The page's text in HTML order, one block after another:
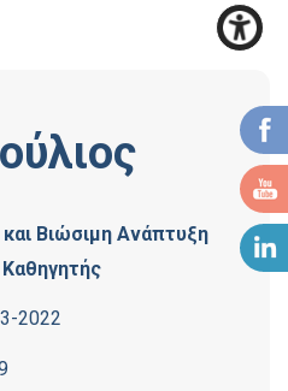
Βιώσιμη Ανάπτυξη
2022